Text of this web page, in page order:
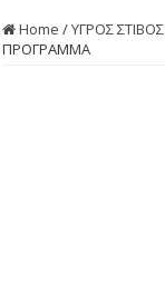
Home /ΥΓΡΟΣ ΣΤΙΒΟΣ
ΠΡΟΓΡΑΜΜΑ